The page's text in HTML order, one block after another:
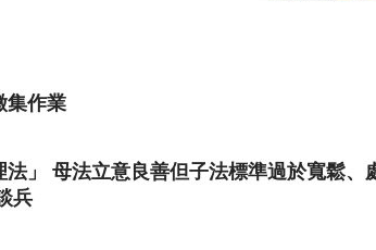
集作業
」 母法立意良善但子法標準過於寬鬆、
兵